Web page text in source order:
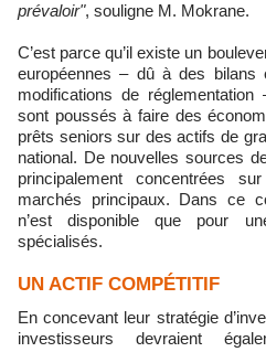
prévaloir", souligne M. Mokrane.
C’est parce qu’il existe un
européennes – dû à des bilans
modifications de
sont poussés à faire des
prêts seniors sur des actifs de
national. De nouvelles sources
principalement concentrées
marchés principaux. Dans ce
n’est disponible que pour
spécialisés.
UN ACTIF COMPÉTITIF
En concevant leur stratégie d’investissement internationale, les
investisseurs devraient